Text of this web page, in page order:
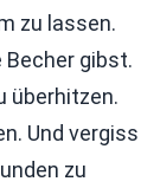
zu lassen.
Becher gibst.
überhitzen.
Und vergiss
zu